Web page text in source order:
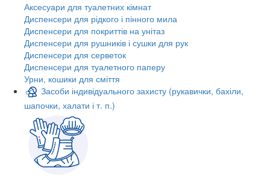
Аксесуари для туалетних кімнат
Диспенсери для рідкого і пінного мила
Диспенсери для покриттів на унітаз
Диспенсери для рушників і сушки для рук
Диспенсери для серветок
Диспенсери для туалетного паперу
Урни, кошики для сміття
Засоби індивідуального захисту (рукавички, бахіли,
шапочки, халати і т. п.)